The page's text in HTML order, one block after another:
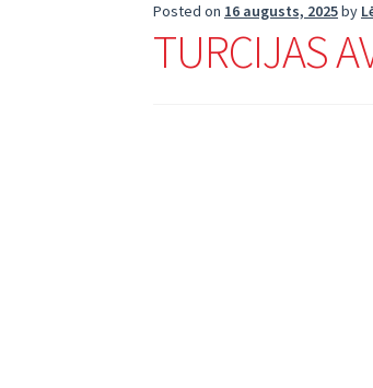
Posted on 16 augusts, 2025by
TURCIJAS